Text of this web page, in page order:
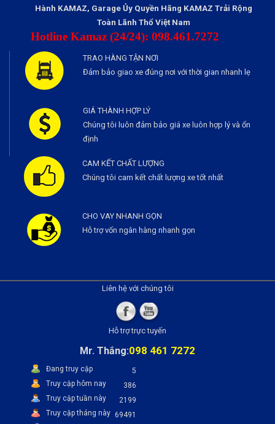
Hành KAMAZ, Garage Ủy Quyền Hãng KAMAZ Trải Rộng
Toàn Lãnh Thổ Việt Nam
Hotline Kamaz (24/24): 098.461.7272
TRAO HÀNG TẬN NƠI
Đảm bảo giao xe đúng nơi với thời gian nhanh lẹ
GIÁ THÀNH HỢP LÝ
Chúng tôi luôn đảm bảo giá xe luôn hợp lý và ổn
định
CAM KẾT CHẤT LƯỢNG
Chúng tôi cam kết chất lượng xe tốt nhất
CHO VAY NHANH GỌN
Hỗ trợ vốn ngân hàng nhanh gọn
Liên hệ với chúng tôi
Hỗ trợ trực tuyến
Mr. Thắng:098 461 7272
Đang truy cập
5
Truy cập hôm nay
386
Truy cập tuần này
2199
Truy cập tháng này 69491